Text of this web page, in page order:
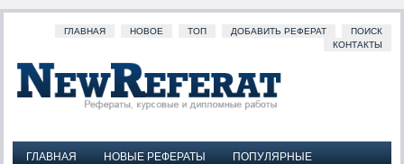
ГЛАВНАЯ НОВОЕ ТОП ДОБАВИТЬ РЕФЕРАТ
ПОИСК
КОНТАКТЫ
ГЛАВНАЯ НОВЫЕ РЕФЕРАТЫ
ПОПУЛЯРНЫЕ